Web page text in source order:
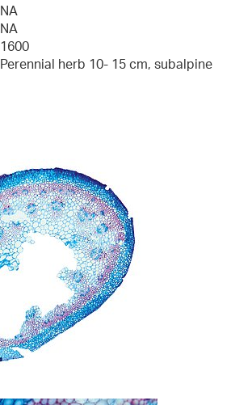
NA
NA
1600
Perennial herb 10- 15 cm, subalpine